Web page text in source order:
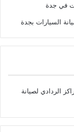
في جدة
السيارات بجدة
الردادي لصيانة